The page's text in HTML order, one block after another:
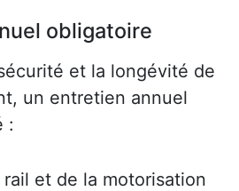
obligatoire
et la longévité de
un entretien annuel
:
et de la motorisation